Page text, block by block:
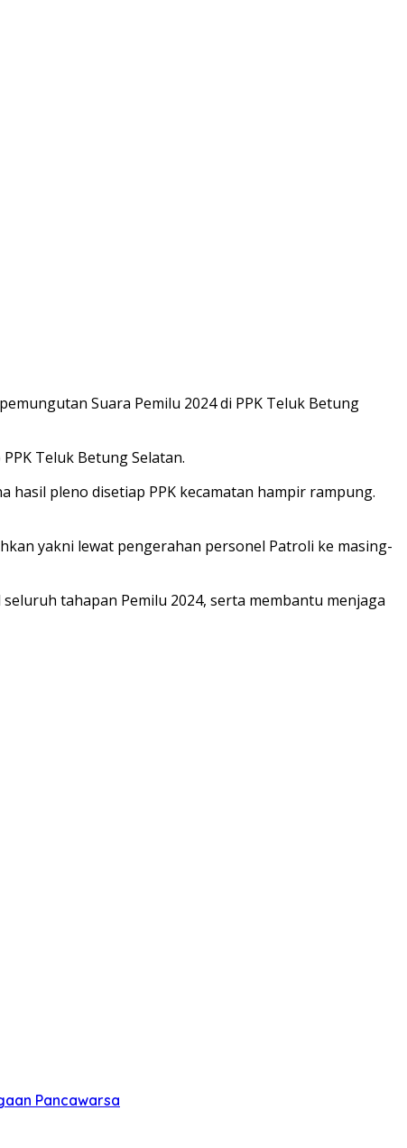
Suara Pemilu 2024 di PPK Teluk Betung
Teluk Betung Selatan.
hasil pleno disetiap PPK kecamatan hampir rampung.
yakni lewat pengerahan personel Patroli ke masing-
tahapan Pemilu 2024, serta membantu menjaga
Pancawarsa